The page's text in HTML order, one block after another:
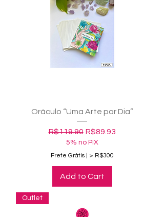
Oráculo “Uma Arte por Dia”
Regular Price
R$119.90 Sale Price
R$89.93
5% no PIX
Frete Grátis | > R$300
Add to Cart
Outlet